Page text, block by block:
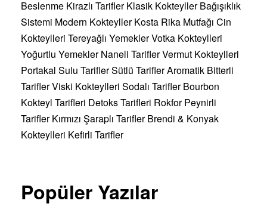
Beslenme Kirazlı Tarifler Klasik Kokteyller Bağışıklık
Sistemi Modern Kokteyller Kosta Rika Mutfağı Cin
Kokteylleri Tereyağlı YemeklerVotka Kokteylleri
Yoğurtlu Yemekler Naneli TariflerVermut Kokteylleri
Portakal Sulu TariflerSütlü TariflerAromatik Bitterli
TariflerViski Kokteylleri Sodalı Tarifler Bourbon
Kokteyl Tarifleri Detoks Tarifleri Rokfor Peynirli
Tarifler Kırmızı Şaraplı Tarifler Brendi & Konyak
Kokteylleri Kefirli Tarifler
Popüler Yazılar